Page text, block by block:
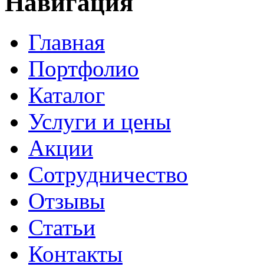
Главная
Портфолио
Каталог
Услуги и цены
Акции
Сотрудничество
Отзывы
Статьи
Контакты